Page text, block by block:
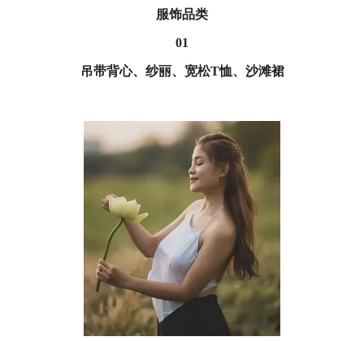
服饰品类
01
吊带背心、纱丽、宽松T恤、沙滩裙